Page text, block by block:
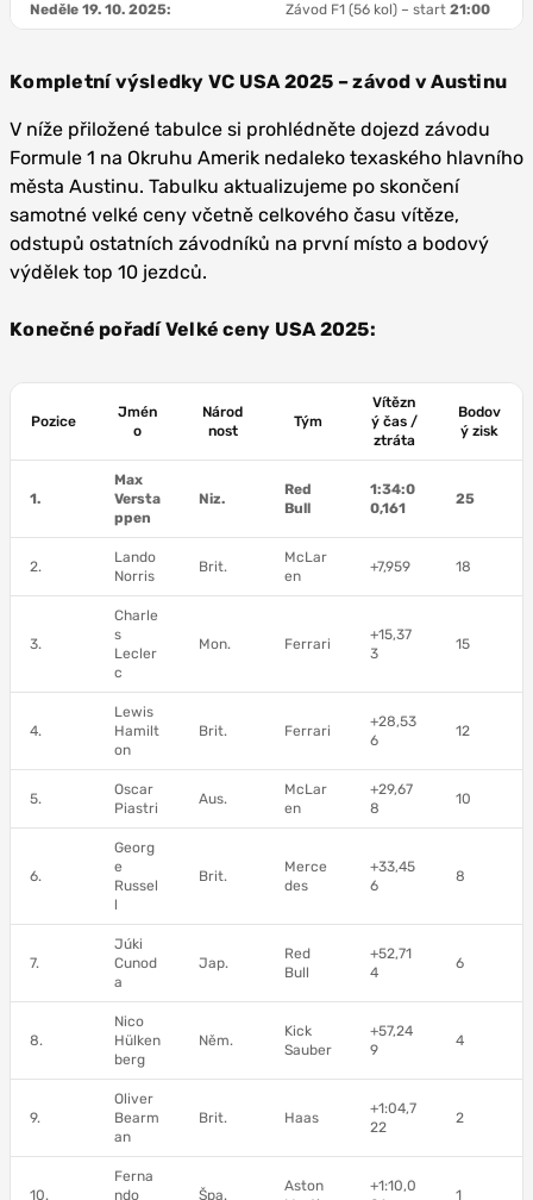
Neděle 19. 10. 2025: Závod F1 (56 kol) – start 21:00
Kompletní výsledky VC USA 2025 – závod v Austinu
V níže přiložené tabulce si prohlédněte dojezd závodu
Formule 1 na Okruhu Amerik nedaleko texaského hlavního
města Austinu. Tabulku aktualizujeme po skončení
samotné velké ceny včetně celkového času vítěze,
odstupů ostatních závodníků na první místo a bodový
výdělek top 10 jezdců.
Konečné pořadí Velké ceny USA 2025:
Pozice
Jmén
o
Národ
nost
Tým
Vítězn
ý čas /
ztráta
Bodov
ý zisk
1.
Max
Versta
ppen
Niz.
Red
Bull
1:34:0
0,161
25
2.
Lando
Norris
Brit.
McLar
en
+7,959 18
3.
Charle
s
Lecler
c
Mon. Ferrari
+15,37
3
15
4.
Lewis
Hamilt
on
Brit. Ferrari
+28,53
6
12
5.
Oscar
Piastri
Aus.
McLar
en
+29,67
8
10
6.
Georg
e
Russel
l
Brit.
Merce
des
+33,45
6
8
7.
Júki
Cunod
a
Jap.
Red
Bull
+52,71
4
6
8.
Nico
Hülken
berg
Něm.
Kick
Sauber
+57,24
9
4
9.
Oliver
Bearm
an
Brit. Haas
+1:04,7
22
2
10.
Ferna
ndo
Špa.
Aston
+1:10,0
1